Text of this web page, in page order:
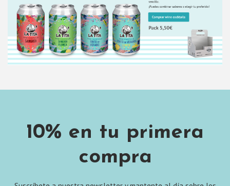
10% en tu primera
compra